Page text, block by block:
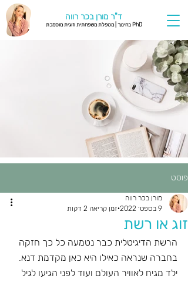
ד"ר מורן בכר רווה
PhD בחינוך | מטפלת משפחתית וזוגית מוסמכת
פוסט
זוג או רשת
מורן בכר רווה
9 בספט׳ 2022
זמן קריאה 2 דקות
הרשת הדיגיטלית כבר נטמעה כל כך חזקה
בחברה שנראה כאילו היא כאן מקדמת דנא.
ילד מגיח לאוויר העולם ועוד לפני הגיעו לגיל